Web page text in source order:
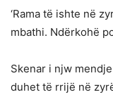
‘Rama të ishte në
mbathi. Ndërkohë
Skenar i njw
duhet të rrijë në